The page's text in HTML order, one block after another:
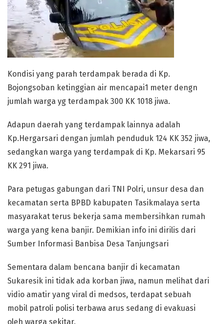
Kondisi yang parah terdampak berada di Kp.
Bojongsoban ketinggian air mencapai1 meter dengn
jumlah warga yg terdampak 300 KK 1018 jiwa.
Adapun daerah yang terdampak lainnya adalah
Kp.Hergarsari dengan jumlah penduduk 124 KK 352 jiwa,
sedangkan warga yang terdampak di Kp. Mekarsari 95
KK 291 jiwa.
Para petugas gabungan dari TNI Polri, unsur desa dan
kecamatan serta BPBD kabupaten Tasikmalaya serta
masyarakat terus bekerja sama membersihkan rumah
warga yang kena banjir. Demikian info ini dirilis dari
Sumber Informasi Banbisa Desa Tanjungsari
Sementara dalam bencana banjir di kecamatan
Sukaresik ini tidak ada korban jiwa, namun melihat dari
vidio amatir yang viral di medsos, terdapat sebuah
mobil patroli polisi terbawa arus sedang di evakuasi
oleh warga sekitar.